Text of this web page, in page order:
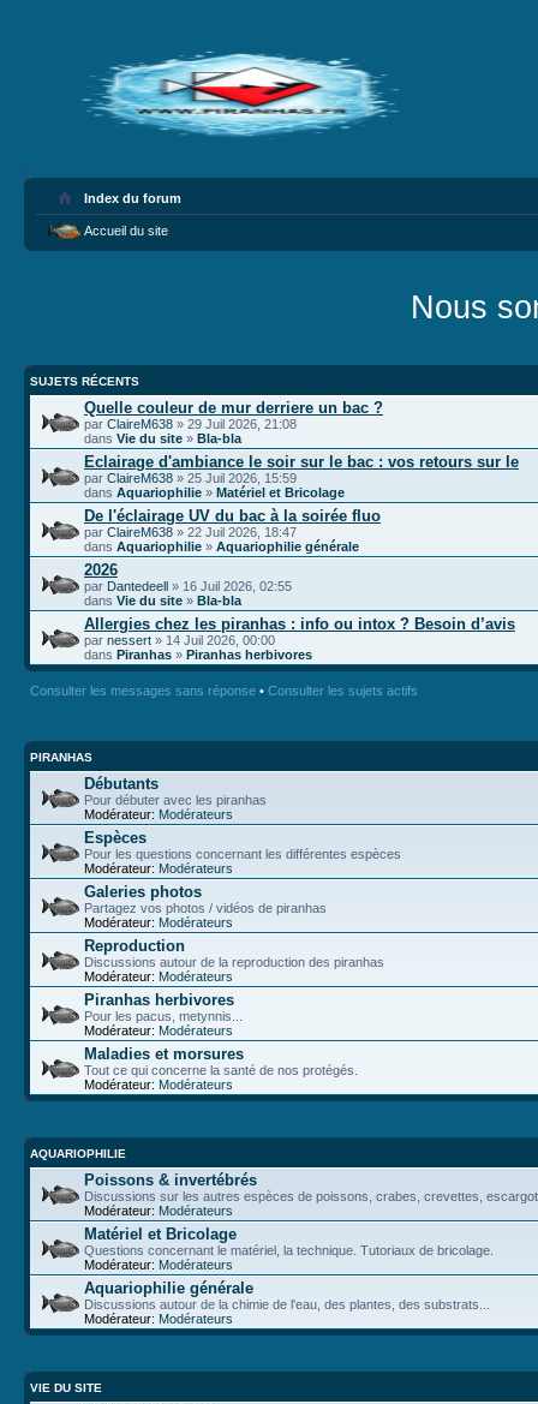
Index du forum
Accueil du site
Nous
SUJETS RÉCENTS
Quelle couleur de mur derriere un bac ?
par ClaireM638 » 29 Juil 2026, 21:08
dans Vie du site » Bla-bla
Eclairage d'ambiance le soir sur le bac : vos retours sur le
par ClaireM638 » 25 Juil 2026, 15:59
dans Aquariophilie » Matériel et Bricolage
De l'éclairage UV du bac à la soirée fluo
par ClaireM638 » 22 Juil 2026, 18:47
dans Aquariophilie » Aquariophilie générale
2026
par Dantedeell » 16 Juil 2026, 02:55
dans Vie du site » Bla-bla
Allergies chez les piranhas : info ou intox ? Besoin d’avis
par nessert » 14 Juil 2026, 00:00
dans Piranhas » Piranhas herbivores
Consulter les messages sans réponse • Consulter les sujets actifs
PIRANHAS
Débutants
Pour débuter avec les piranhas
Modérateur: Modérateurs
Espèces
Pour les questions concernant les différentes espèces
Modérateur: Modérateurs
Galeries photos
Partagez vos photos / vidéos de piranhas
Modérateur: Modérateurs
Reproduction
Discussions autour de la reproduction des piranhas
Modérateur: Modérateurs
Piranhas herbivores
Pour les pacus, metynnis...
Modérateur: Modérateurs
Maladies et morsures
Tout ce qui concerne la santé de nos protégés.
Modérateur: Modérateurs
AQUARIOPHILIE
Poissons & invertébrés
Discussions sur les autres espèces de poissons, crabes, crevettes,
Modérateur: Modérateurs
Matériel et Bricolage
Questions concernant le matériel, la technique. Tutoriaux de bricolage.
Modérateur: Modérateurs
Aquariophilie générale
Discussions autour de la chimie de l'eau, des plantes, des substrats...
Modérateur: Modérateurs
VIE DU SITE